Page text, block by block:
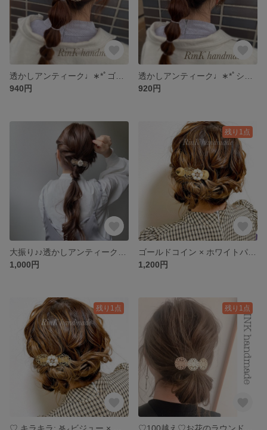
940円
920円
1,000円
残り1点
1,200円
残り1点 残り1点